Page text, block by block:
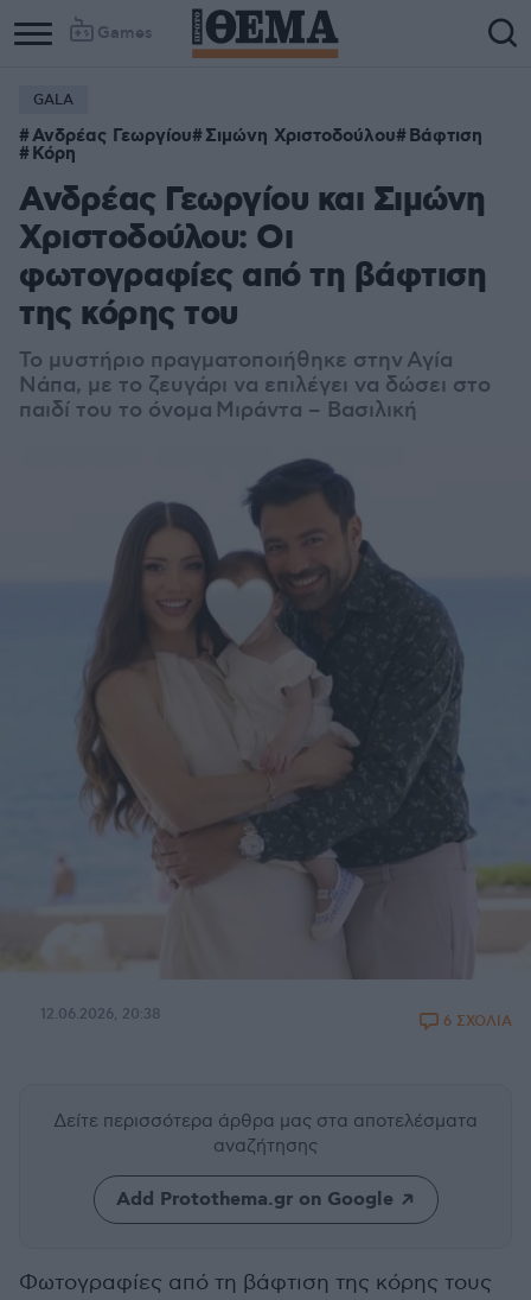
Games
GALA
Ανδρέας Γεωργίου Σιμώνη Χριστοδούλου Βάφτιση
Κόρη
Ανδρέας Γεωργίου και Σιμώνη
Χριστοδούλου: Οι
φωτογραφίες από τη βάφτιση
της κόρης του
Το μυστήριο πραγματοποιήθηκε στηνΑγία
Νάπα, με το ζευγάρι να επιλέγει να δώσει στο
παιδί του το όνομα Μιράντα – Βασιλική
12.06.2026, 20:38 6 ΣΧΟΛΙΑ
Δείτε περισσότερα άρθρα μας στα αποτελέσματα
αναζήτησης
Add Protothema.gr on Google
Φωτογραφίες από τη βάφτιση της κόρης τους